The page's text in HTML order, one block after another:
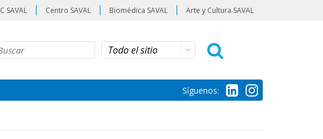
SAVAL Centro SAVAL Biomédica SAVAL Arte y Cultura SAVAL
Síguenos: